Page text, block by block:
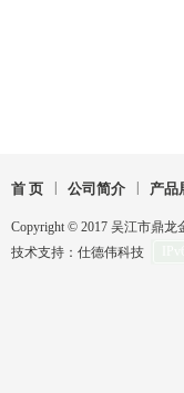
首 页 | 公司简介 | 产品
Copyright © 2017 吴江市鼎龙
技术支持： 仕德伟科技